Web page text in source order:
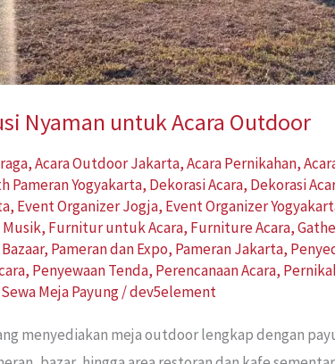
Nyaman untuk Acara Outdoor
,Acara Outdoor Jakarta,Acara Pernikahan,
Pameran Yogyakarta, Dekorasi Acara, Dekorasi
, Event Organizer Jogja, Event Organizer
, Furnitur untuk Acara, Furniture Acara,
, Pameran dan Expo, Pameran Jakarta,
, Penyewaan Tenda, Perencanaan Acara,
Sewa Meja Payung/dev5element
menyediakan meja outdoor lengkap dengan